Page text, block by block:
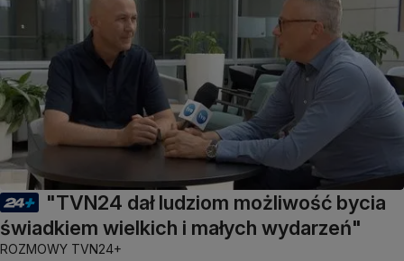
"TVN24 dał ludziom możliwość bycia
świadkiem wielkich i małych wydarzeń"
ROZMOWY TVN24+